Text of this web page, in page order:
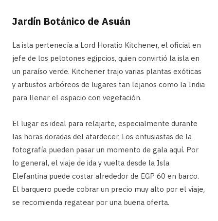
Jardín Botánico de Asuán
La isla pertenecía a Lord Horatio Kitchener, el oficial en
jefe de los pelotones egipcios, quien convirtió la isla en
un paraíso verde. Kitchener trajo varias plantas exóticas
y arbustos arbóreos de lugares tan lejanos como la India
para llenar el espacio con vegetación.
El lugar es ideal para relajarte, especialmente durante
las horas doradas del atardecer. Los entusiastas de la
fotografía pueden pasar un momento de gala aquí. Por
lo general, el viaje de ida y vuelta desde la Isla
Elefantina puede costar alrededor de EGP 60 en barco.
El barquero puede cobrar un precio muy alto por el viaje,
se recomienda regatear por una buena oferta.